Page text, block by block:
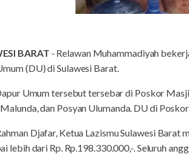
BARAT - Relawan Muhammadiyah
(DU) di Sulawesi Barat.
Umum tersebut tersebar di Poskor
dan Posyan Ulumanda. DU di
Djafar, Ketua Lazismu Sulawesi
lebih dari Rp. Rp.198.330.000,-. Seluruh